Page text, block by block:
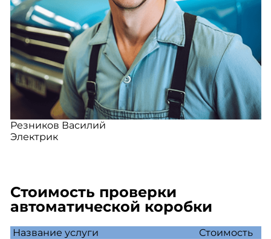
Резников Василий
Электрик
Стоимость проверки
автоматической коробки
Название услуги
Стоимость